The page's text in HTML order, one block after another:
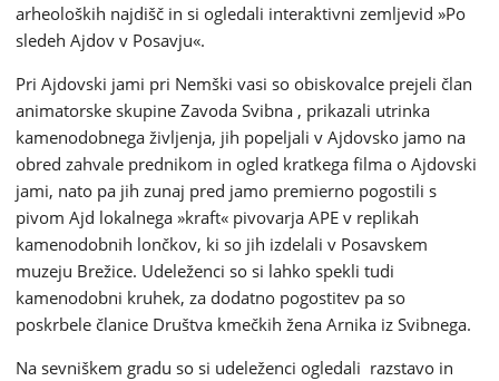
arheoloških najdišč in si ogledali interaktivni zemljevid »Po
sledeh Ajdov v Posavju«.
Pri Ajdovski jami pri Nemški vasi so obiskovalce prejeli član
animatorske skupine Zavoda Svibna , prikazali utrinka
kamenodobnega življenja, jih popeljali v Ajdovsko jamo na
obred zahvale prednikom in ogled kratkega filma o Ajdovski
jami, nato pa jih zunaj pred jamo premierno pogostili s
pivom Ajd lokalnega »kraft« pivovarja APE v replikah
kamenodobnih lončkov, ki so jih izdelali v Posavskem
muzeju Brežice. Udeleženci so si lahko spekli tudi
kamenodobni kruhek, za dodatno pogostitev pa so
poskrbele članice Društva kmečkih žena Arnika iz Svibnega.
Na sevniškem gradu so si udeleženci ogledali razstavo in